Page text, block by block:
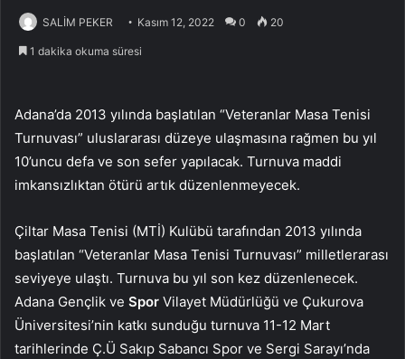
SALİM PEKER Kasım 12, 2022 0 20
1 dakika okuma süresi
Adana’da 2013 yılında başlatılan “Veteranlar Masa Tenisi
Turnuvası” uluslararası düzeye ulaşmasına rağmen bu yıl
10’uncu defa ve son sefer yapılacak. Turnuva maddi
imkansızlıktan ötürü artık düzenlenmeyecek.
Çiltar Masa Tenisi (MTİ) Kulübü tarafından 2013 yılında
başlatılan “Veteranlar Masa Tenisi Turnuvası” milletlerarası
seviyeye ulaştı. Turnuva bu yıl son kez düzenlenecek.
Adana Gençlik ve Spor Vilayet Müdürlüğü ve Çukurova
Üniversitesi’nin katkı sunduğu turnuva 11-12 Mart
tarihlerinde Ç.Ü Sakıp Sabancı Spor ve Sergi Sarayı’nda